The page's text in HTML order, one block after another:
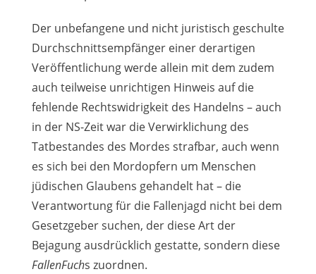
Der unbefangene und nicht juristisch geschulte
Durchschnittsempfänger einer derartigen
Veröffentlichung werde allein mit dem zudem
auch teilweise unrichtigen Hinweis auf die
fehlende Rechtswidrigkeit des Handelns – auch
in der NS-Zeit war die Verwirklichung des
Tatbestandes des Mordes strafbar, auch wenn
es sich bei den Mordopfern um Menschen
jüdischen Glaubens gehandelt hat – die
Verantwortung für die Fallenjagd nicht bei dem
Gesetzgeber suchen, der diese Art der
Bejagung ausdrücklich gestatte, sondern diese
FallenFuchs zuordnen.